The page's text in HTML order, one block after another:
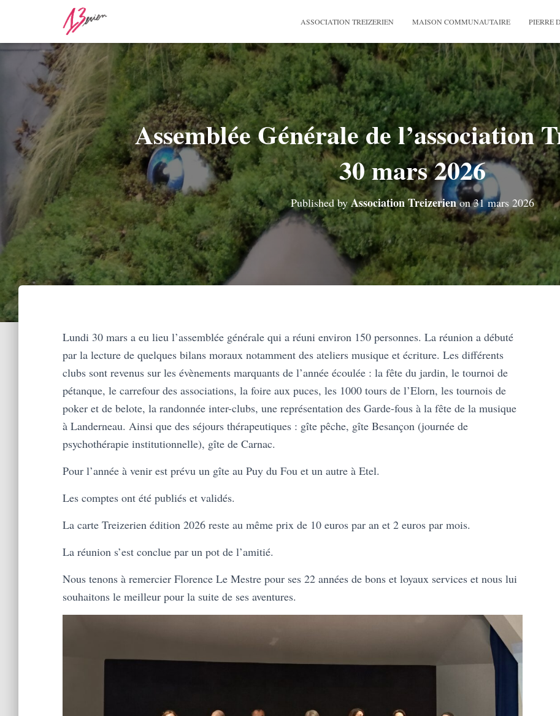
ASSOCIATION TREIZERIEN MAISON COMMUNAUTAIRE PIERRE
Assemblée Générale de l’association
30 mars 2026
Published byAssociation Treizerienon31 mars 2026
Lundi 30 mars a eu lieu l’assemblée générale qui a réuni environ 150 personnes. La réunion a débuté
par la lecture de quelques bilans moraux notamment des ateliers musique et écriture. Les différents
clubs sont revenus sur les évènements marquants de l’année écoulée : la fête du jardin, le tournoi de
pétanque, le carrefour des associations, la foire aux puces, les 1000 tours de l’Elorn, les tournois de
poker et de belote, la randonnée inter-clubs, une représentation des Garde-fous à la fête de la musique
à Landerneau. Ainsi que des séjours thérapeutiques : gîte pêche, gîte Besançon (journée de
psychothérapie institutionnelle), gîte de Carnac.
Pour l’année à venir est prévu un gîte au Puy du Fou et un autre à Etel.
Les comptes ont été publiés et validés.
La carte Treizerien édition 2026 reste au même prix de 10 euros par an et 2 euros par mois.
La réunion s’est conclue par un pot de l’amitié.
Nous tenons à remercier Florence Le Mestre pour ses 22 années de bons et loyaux services et nous lui
souhaitons le meilleur pour la suite de ses aventures.